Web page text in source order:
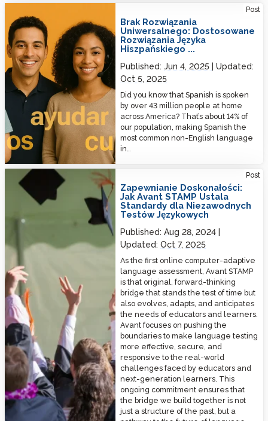
Post
Brak Rozwiązania
Uniwersalnego: Dostosowane
Rozwiązania Języka
Hiszpańskiego ...
Published:Jun 4, 2025
Updated:
Oct 5, 2025
Did you know that Spanish is spoken
by over 43 million people at home
across America? That’s about 14% of
our population, making Spanish the
most common non-English language
in…
Post
Zapewnianie Doskonałości:
Jak Avant STAMP Ustala
Standardy dla Niezawodnych
Testów Językowych
Published:Aug 28, 2024
Updated:Oct 7, 2025
As the first online computer-adaptive
language assessment, Avant STAMP
is that original, forward-thinking
bridge that stands the test of time but
also evolves, adapts, and anticipates
the needs of educators and learners.
Avant focuses on pushing the
boundaries to make language testing
more effective, secure, and
responsive to the real-world
challenges faced by educators and
next-generation learners. This
ongoing commitment ensures that
the bridge we build together is not
just a structure of the past, but a
Ensuring Excellence: How Avant STAMP Sets the Standard for Reliable
Language Testing